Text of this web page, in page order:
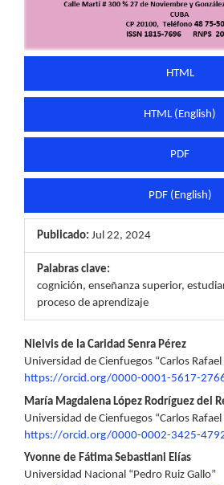
HTML
HTML (English)
PDF
PDF (English)
Publicado: Jul 22, 2024
Palabras clave:
cognición, enseñanza superior,
proceso de aprendizaje
Contenido
principal
del
artículo
Nielvis de la Caridad Senra Pérez
Universidad de Cienfuegos “Carlos
https://orcid.org/0000-0001-5617-
María Magdalena López Rodríguez del
Universidad de Cienfuegos “Carlos
https://orcid.org/0000-0002-3425-
Yvonne de Fátima Sebastiani Elías
Universidad Nacional “Pedro Ruiz Gallo”